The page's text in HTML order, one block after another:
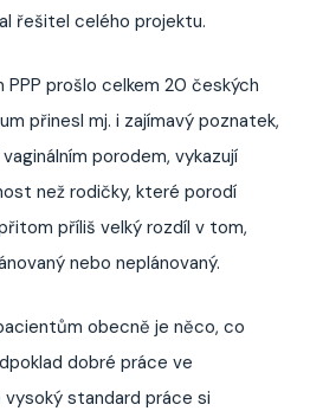
řešitel celého projektu.
prošlo celkem 20 českých
přinesl mj. i zajímavý poznatek,
porodem, vykazují
než rodičky, které porodí
příliš velký rozdíl v tom,
nebo neplánovaný.
obecně je něco, co
dobré práce ve
standard práce si